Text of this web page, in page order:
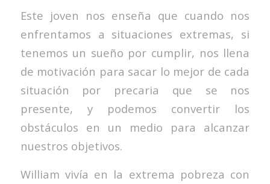
Este joven nos enseña que cuando nos
enfrentamos a situaciones extremas, si
tenemos un sueño por cumplir, nos llena
de motivación para sacar lo mejor de cada
situación por precaria que se nos
presente, y podemos convertir los
obstáculos en un medio para alcanzar
nuestros objetivos.
William vivía en la extrema pobreza con